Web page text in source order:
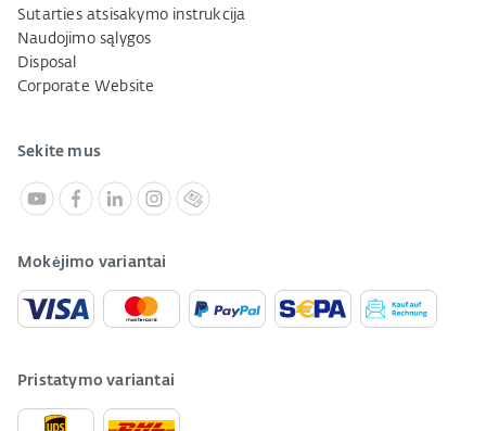
Sutarties atsisakymo instrukcija
Naudojimo sąlygos
Disposal
Corporate Website
Sekite mus
Mokėjimo variantai
Pristatymo variantai